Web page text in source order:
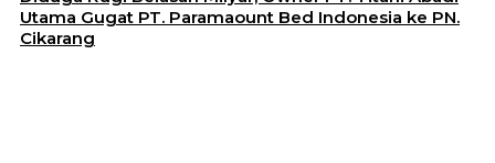
Utama Gugat PT. Paramaount Bed Indonesia ke PN.
Cikarang